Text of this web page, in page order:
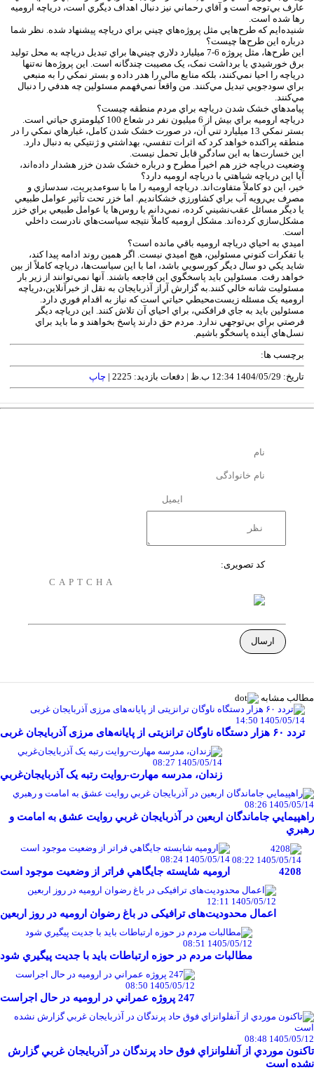
عارف بي‌توجه است و آقاي رحماني نيز دنبال اهداف ديگري است، درياچه اروميه
رها شده است.
شنيده‌ايم که طرح‌هايي مثل پروژه‌هاي چيني براي درياچه پيشنهاد شده. نظر شما
درباره اين طرح‌ها چيست؟
اين طرح‌ها، مثل پروژه 6-7 ميليارد دلاري چيني‌ها براي تبديل درياچه به محل توليد
برق خورشيدي يا برداشت نمک، يک مصيبت چندگانه است. اين پروژه‌ها نه‌تنها
درياچه را احيا نمي‌کنند، بلکه منابع مالي را هدر داده و بستر نمکي را به منبعي
براي سودجويي تبديل مي‌کنند. من واقعاً نمي‌فهمم مسئولين چه هدفي را دنبال
مي‌کنند.
پيامدهاي خشک شدن درياچه براي مردم منطقه چيست؟
درياچه اروميه براي بيش از 6 ميليون نفر در شعاع 100 کيلومتري حياتي است.
بستر نمکي 13 ميليارد تني آن، در صورت خشک شدن کامل، غبارهاي نمکي را در
منطقه پراکنده خواهد کرد که اثرات تنفسي، بهداشتي و ژنتيکي به دنبال دارد.
اين خسارت‌ها به اين سادگي قابل تحمل نيست.
وضعيت درياچه خزر هم اخيراً مطرح و درباره خشک شدن خزر هشدار داده‌اند،
آيا اين درياچه شباهتي با درياچه اروميه دارد؟
خير، اين دو کاملاً متفاوت‌اند. درياچه اروميه را ما با سوءمديريت، سدسازي و
مصرف بي‌رويه آب براي کشاورزي خشکانديم. اما خزر تحت تأثير عوامل طبيعي
يا ديگر مسائل عقب‌نشيني کرده، نمي‌دانم يا روس‌ها يا عوامل طبيعي براي خزر
مشکل‌سازي کرده‌اند. مشکل اروميه کاملاً نتيجه سياست‌هاي نادرست داخلي
است.
اميدي به احياي درياچه اروميه باقي مانده است؟
با تفکرات کنوني مسئولين، هيچ اميدي نيست. اگر همين روند ادامه پيدا کند،
شايد يکي دو سال ديگر کورسويي باشد، اما با اين سياست‌ها، درياچه کاملاً از بين
خواهد رفت. مسئولين بايد پاسخگوي اين فاجعه باشند. آنها نمي‌توانند از زير بار
مسئوليت شانه خالي کنند.به گزارش آراز آذربايجان به نقل از خبرآنلاين،درياچه
اروميه يک مسئله زيست‌محيطي حياتي است که نياز به اقدام فوري دارد.
مسئولين بايد به جاي فرافکني، براي احياي آن تلاش کنند. اين درياچه ديگر
فرصتي براي بي‌توجهي ندارد. مردم حق دارند پاسخ بخواهند و ما بايد براي
نسل‌هاي آينده پاسخگو باشيم.
برچسب ها:
تاریخ: 1404/05/29 12:34 ب.ظ | دفعات بازدید: 2225 | چاپ
کد تصویری:
مطالب مشابه
1405/05/14 14:50
تردد ۶۰ هزار دستگاه ناوگان ترانزیتی از پایانه‌های مرزی آذربایجان ‌غربی
1405/05/14 08:27
زندان، مدرسه مهارت-روايت رتبه يک آذربايجان‌غربي
1405/05/14 08:26
راهپيمايي جاماندگان اربعين در آذربايجان غربي روايت عشق به امامت و
رهبري
1405/05/14 08:24
اروميه شايسته جايگاهي فراتر از وضعيت موجود است
1405/05/14 08:22
4208
1405/05/12 12:11
اعمال محدودیت‌های ترافیکی در باغ رضوان ارومیه در روز اربعین
1405/05/12 08:51
مطالبات مردم در حوزه ارتباطات بايد با جديت پيگيري شود
1405/05/12 08:50
247 پروژه عمراني در اروميه در حال اجراست
1405/05/12 08:48
تاکنون موردي از آنفلوانزاي فوق حاد پرندگان در آذربايجان غربي گزارش
نشده است